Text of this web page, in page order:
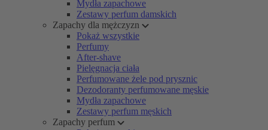
Mydła zapachowe
Zestawy perfum damskich
Zapachy dla mężczyzn
Pokaż wszystkie
Perfumy
After-shave
Pielęgnacja ciała
Perfumowane żele pod prysznic
Dezodoranty perfumowane męskie
Mydła zapachowe
Zestawy perfum męskich
Zapachy perfum